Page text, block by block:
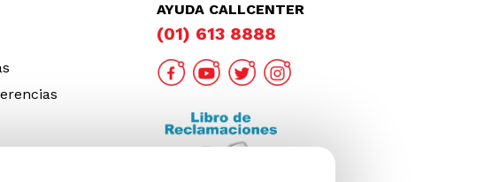
AYUDA CALLCENTER
(01) 613 8888